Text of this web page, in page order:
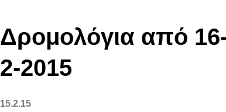
Δρομολόγια από
2-2015
15.2.15